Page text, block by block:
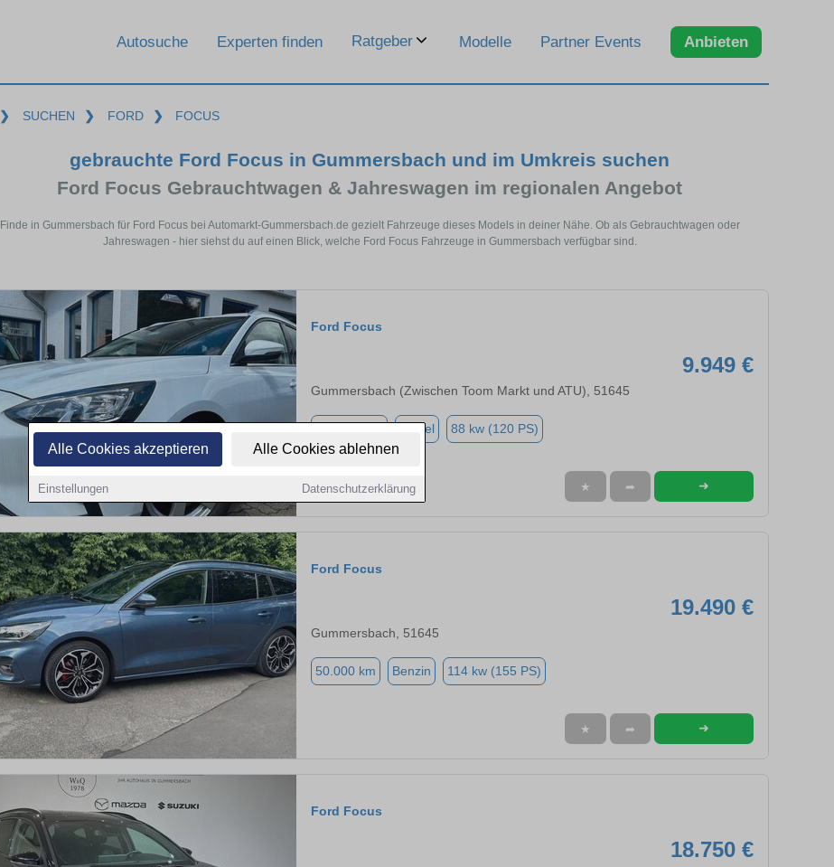
Alle Cookies akzeptieren Alle Cookies ablehnen
Einstellungen Datenschutzerklärung
Autosuche Experten finden Ratgeber Modelle Partner Events Anbieten
❯ SUCHEN ❯ FORD ❯ FOCUS
gebrauchte Ford Focus in Gummersbach und im Umkreis suchen
Ford Focus Gebrauchtwagen & Jahreswagen im regionalen Angebot
Finde in Gummersbach für Ford Focus bei Automarkt-Gummersbach.de gezielt Fahrzeuge dieses Models in deiner Nähe. Ob als Gebrauchtwagen oder
Jahreswagen - hier siehst du auf einen Blick, welche Ford Focus Fahrzeuge in Gummersbach verfügbar sind.
Ford Focus
9.949 €
Gummersbach (Zwischen Toom Markt und ATU), 51645
Diesel 88 kw (120 PS)
★ ➦ ➜
Ford Focus
19.490 €
Gummersbach, 51645
50.000 km Benzin 114 kw (155 PS)
★ ➦ ➜
Ford Focus
18.750 €